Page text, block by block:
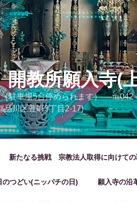
教所願入寺(
駐車場5台停められます）
川区豊町3丁目2-17)
新たなる挑戦 宗教法人取得に向けての
つどい(ニッパチの日) 願入寺の沿